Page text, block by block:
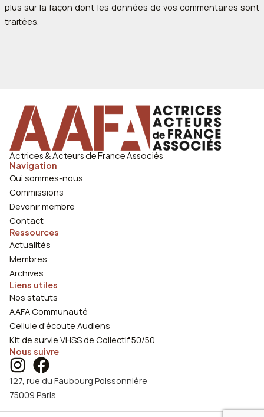
plus sur la façon dont les données de vos commentaires sont
traitées
Actrices & Acteurs de France Associés
Navigation
Qui sommes-nous
Commissions
Devenir membre
Contact
Ressources
Actualités
Membres
Archives
Liens utiles
Nos statuts
AAFA Communauté
Cellule d'écoute Audiens
Kit de survie VHSS de Collectif 50/50
Nous suivre
127, rue du Faubourg Poissonnière
75009 Paris